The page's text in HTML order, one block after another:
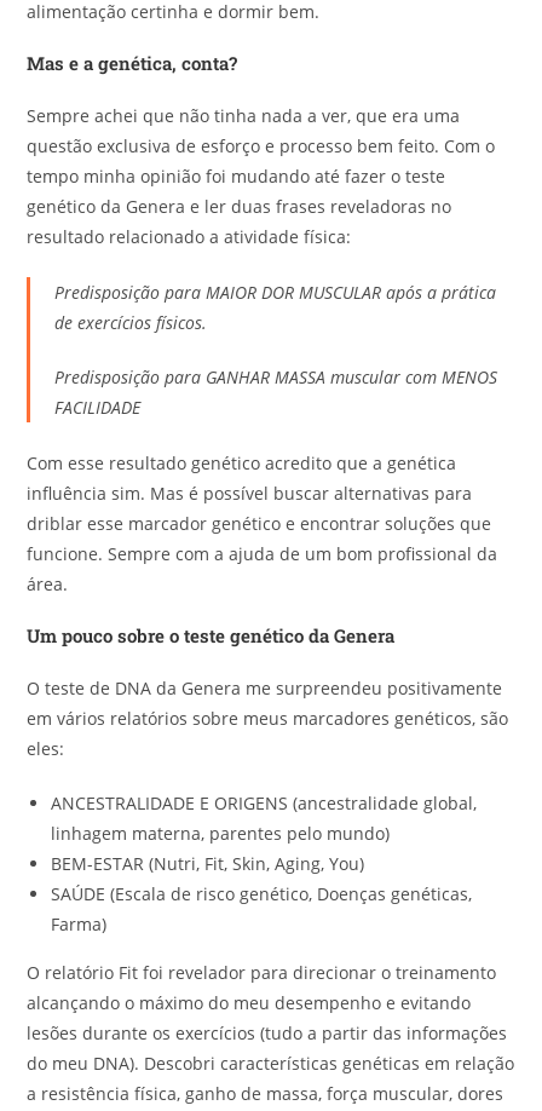
alimentação certinha e dormir bem.
Mas e a genética, conta?
Sempre achei que não tinha nada a ver, que era uma
questão exclusiva de esforço e processo bem feito. Com o
tempo minha opinião foi mudando até fazer o teste
genético da Genera e ler duas frases reveladoras no
resultado relacionado a atividade física:
Predisposição para MAIOR DOR MUSCULAR após a prática
de exercícios físicos.
Predisposição para GANHAR MASSA muscular com MENOS
FACILIDADE
Com esse resultado genético acredito que a genética
influência sim. Mas é possível buscar alternativas para
driblar esse marcador genético e encontrar soluções que
funcione. Sempre com a ajuda de um bom profissional da
área.
Um pouco sobre o teste genético da Genera
O teste de DNA da Genera me surpreendeu positivamente
em vários relatórios sobre meus marcadores genéticos, são
eles:
ANCESTRALIDADE E ORIGENS (ancestralidade global,
linhagem materna, parentes pelo mundo)
BEM-ESTAR (Nutri, Fit, Skin, Aging, You)
SAÚDE (Escala de risco genético, Doenças genéticas,
Farma)
O relatório Fit foi revelador para direcionar o treinamento
alcançando o máximo do meu desempenho e evitando
lesões durante os exercícios (tudo a partir das informações
do meu DNA). Descobri características genéticas em relação
a resistência física, ganho de massa, força muscular, dores